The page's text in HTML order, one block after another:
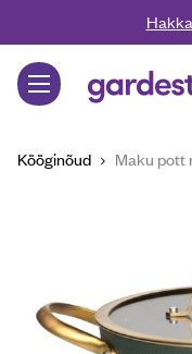
Liigu edasi põhisisu juurde
Kööginõud Maku pott